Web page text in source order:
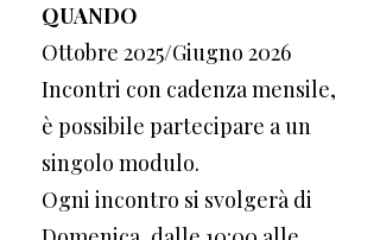
QUANDO
Ottobre 2025/Giugno 2026
Incontri con cadenza mensile,
è possibile partecipare a un
singolo modulo.
Ogni incontro si svolgerà di